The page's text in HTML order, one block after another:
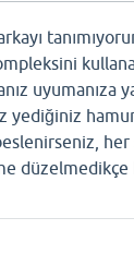
uyumanıza
yediğiniz
düzelmedikçe